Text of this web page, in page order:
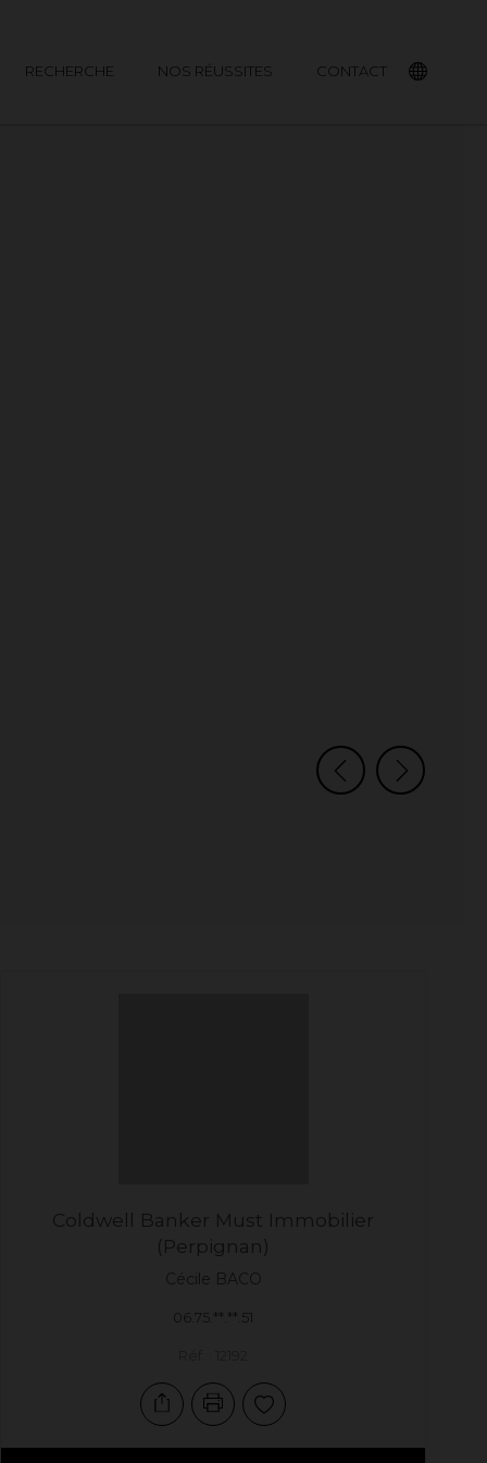
RECHERCHE NOS RÉUSSITES CONTACT
Coldwell Banker Must Immobilier
(Perpignan)
Cécile BACO
06.75.**.**.51